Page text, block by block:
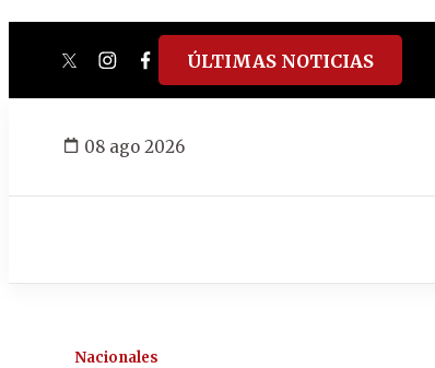
twitterinstagram
facebook
tiktokyoutube
spotify
ÚLTIMAS NOTICIAS
08 ago 2026
Nacionales